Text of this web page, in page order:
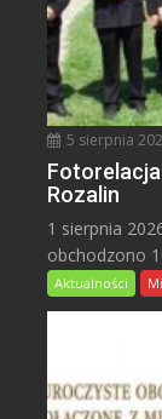
5 sierpnia
Rozalin
1 sierpnia
obchodzono
Aktualności